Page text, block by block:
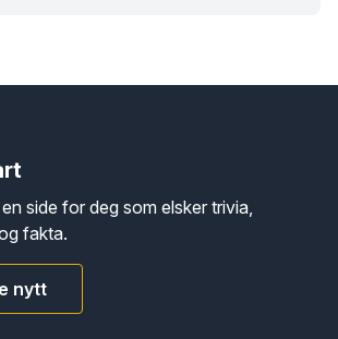
side for deg som elsker trivia,
fakta.
nytt